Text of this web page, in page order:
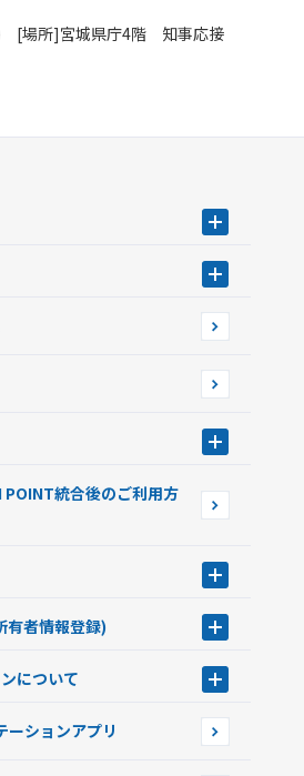
[場所]宮城県庁4階 知事応接
物について（ネット決済）
統合後のご利用方
する
有者情報登録)
録に伴う個人データの共同利用のお知
について
端末について
ションアプリ